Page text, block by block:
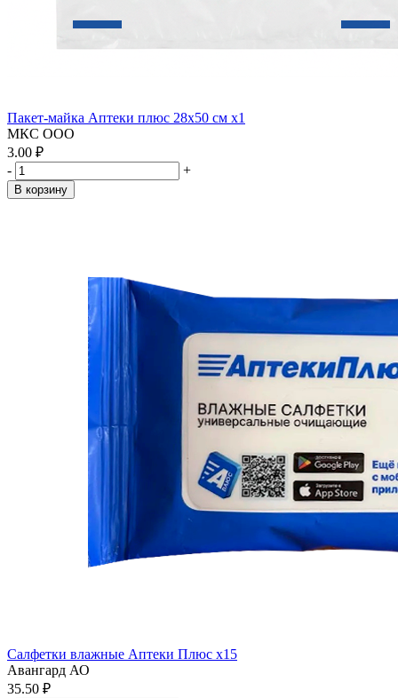
Пакет-майка Аптеки плюс 28х50 см x1
МКС ООО
3.00 ₽
-
+
В корзину
Салфетки влажные Аптеки Плюс x15
Авангард АО
35.50 ₽